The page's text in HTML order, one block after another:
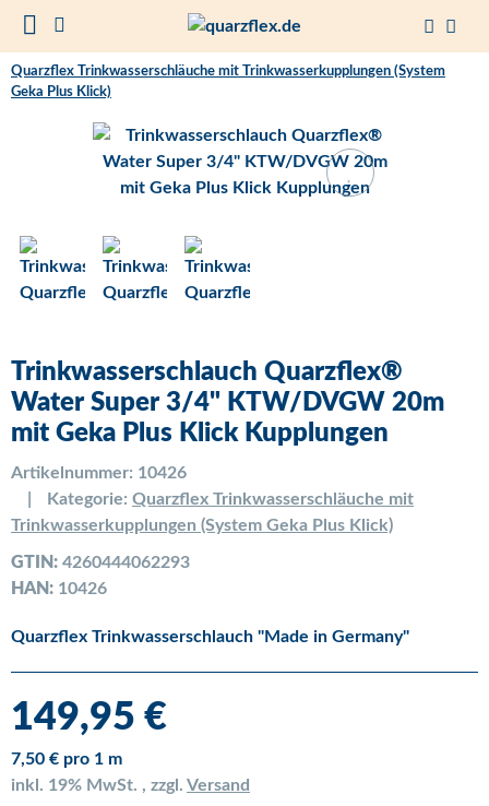
Quarzflex Trinkwasserschläuche mit Trinkwasserkupplungen (System
Geka Plus Klick)
Trinkwasserschlauch Quarzflex®
Water Super 3/4" KTW/DVGW 20m
mit Geka Plus Klick Kupplungen
Artikelnummer: 10426
Kategorie: Quarzflex Trinkwasserschläuche mit
Trinkwasserkupplungen (System Geka Plus Klick)
GTIN: 4260444062293
HAN: 10426
Quarzflex Trinkwasserschlauch "Made in Germany"
149,95 €
7,50 € pro 1 m
inkl. 19% MwSt. , zzgl. Versand